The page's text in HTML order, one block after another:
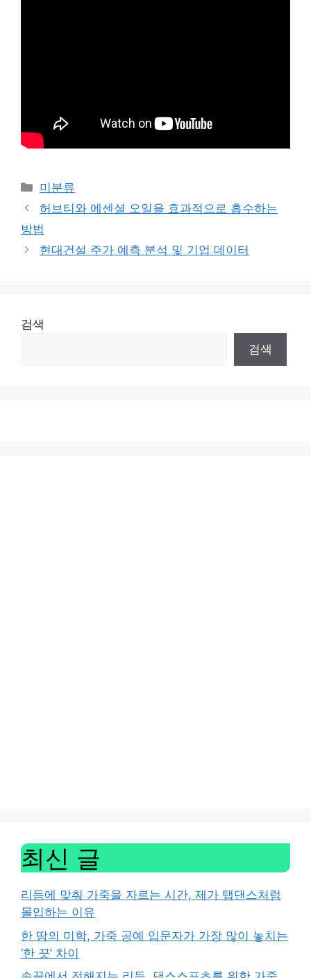
Categories
미분류
허브티와 에센셜 오일을 효과적으로 흡수하는
방법
현대건설 주가 예측 분석 및 기업 데이터
검색
검색
최신 글
리듬에 맞춰 가죽을 자르는 시간, 제가 탭댄스처럼
몰입하는 이유
한 땀의 미학, 가죽 공예 입문자가 가장 많이 놓치는
‘한 끗’ 차이